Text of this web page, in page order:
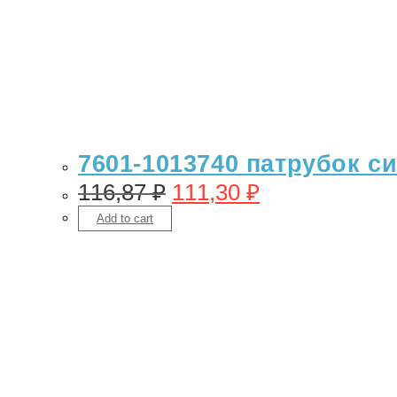
7601-1013740 патрубок
116,87₽ 111,30 ₽
Add to cart